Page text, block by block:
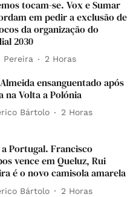
tocam-se. Vox e Sumar
em pedir a exclusão de
da organização do
2030
Pereira 2 Horas
ensanguentado após
na Volta a Polónia
Bártolo 2 Horas
Portugal. Francisco
vence em Queluz, Rui
é o novo camisola amarela
Bártolo 2 Horas